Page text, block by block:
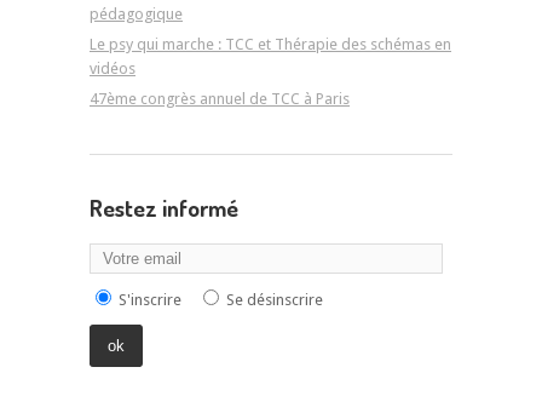
pédagogique
Le psy qui marche : TCC et Thérapie des schémas en
vidéos
47ème congrès annuel de TCC à Paris
Restez informé
S'inscrire Se désinscrire